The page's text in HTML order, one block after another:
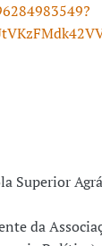
Superior
da